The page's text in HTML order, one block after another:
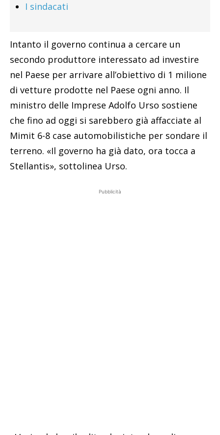
I sindacati
Intanto il governo continua a cercare un
secondo produttore interessato ad investire
nel Paese per arrivare all’obiettivo di 1 milione
di vetture prodotte nel Paese ogni anno. Il
ministro delle Imprese Adolfo Urso sostiene
che fino ad oggi si sarebbero già affacciate al
Mimit 6-8 case automobilistiche per sondare il
terreno. «Il governo ha già dato, ora tocca a
Stellantis», sottolinea Urso.
Pubblicità